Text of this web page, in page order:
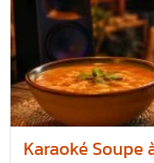
Karaoké Soupe